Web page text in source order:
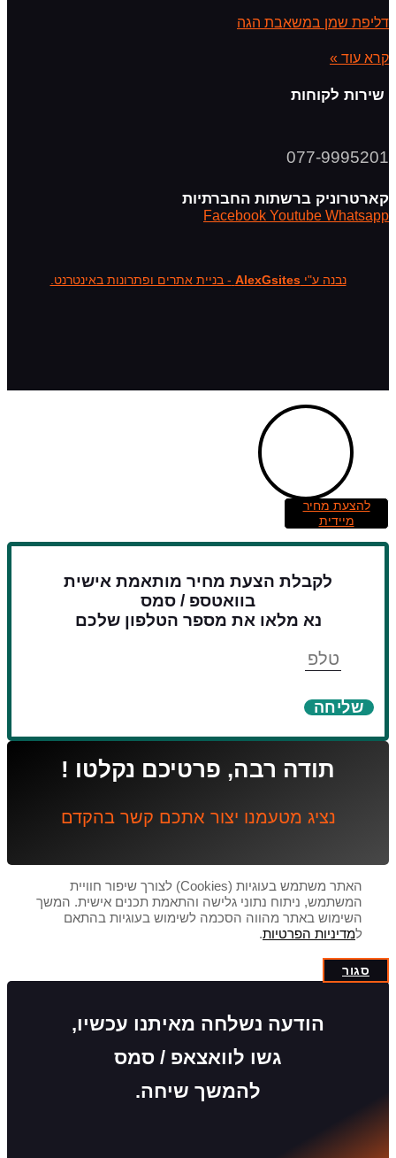
דליפת שמן במשאבת הגה
קרא עוד »
שירות לקוחות
077-9995201
קארטרוניק ברשתות החברתיות
Facebook Youtube Whatsapp
נבנה ע"יAlexGsites - בניית אתרים ופתרונות באינטרנט.
להצעת מחיר
מיידית
לקבלת הצעת מחיר מותאמת אישית
בוואטספ / סמס
נא מלאו את מספר הטלפון שלכם
שליחה
תודה רבה, פרטיכם נקלטו !
נציג מטעמנו יצור אתכם קשר בהקדם
האתר משתמש בעוגיות (Cookies) לצורך שיפור חוויית
המשתמש, ניתוח נתוני גלישה והתאמת תכנים אישית. המשך
השימוש באתר מהווה הסכמה לשימוש בעוגיות בהתאם
למדיניות הפרטיות.
סגור
הודעה נשלחה מאיתנו עכשיו,
גשו לוואצאפ / סמס
להמשך שיחה.